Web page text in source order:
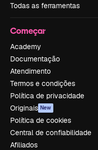
Todas as ferramentas
Começar
Academy
Documentação
Atendimento
Termos e condições
Política de privacidade
Originais New
Política de cookies
Central de confiabilidade
Afiliados